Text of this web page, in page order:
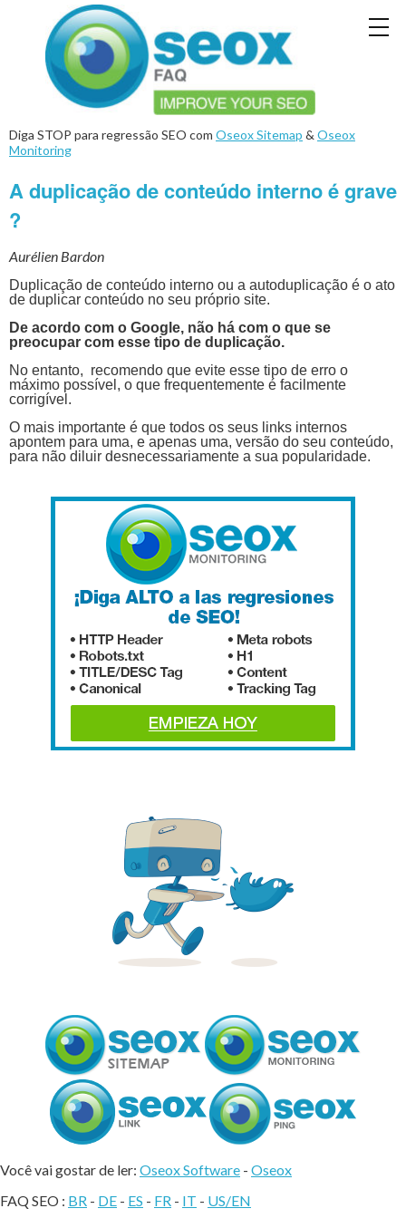
Diga STOP para regressão SEO com Oseox Sitemap & Oseox
Monitoring
A duplicação de conteúdo interno é grave
?
Aurélien Bardon
Duplicação de conteúdo interno ou a autoduplicação é o ato
de duplicar conteúdo no seu próprio site.
De acordo com o Google, não há com o que se
preocupar com esse tipo de duplicação.
No entanto, recomendo que evite esse tipo de erro o
máximo possível, o que frequentemente é facilmente
corrigível.
O mais importante é que todos os seus links internos
apontem para uma, e apenas uma, versão do seu conteúdo,
para não diluir desnecessariamente a sua popularidade.
Você vai gostar de ler: Oseox Software - Oseox
FAQ SEO : BR - DE - ES - FR - IT - US/EN